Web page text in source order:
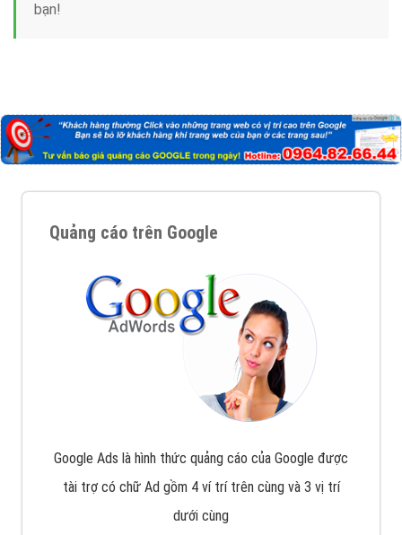
bạn!
Quảng cáo trên Google
Google Ads là hình thức quảng cáo của Google được
tài trợ có chữ Ad gồm 4 ví trí trên cùng và 3 vị trí
dưới cùng